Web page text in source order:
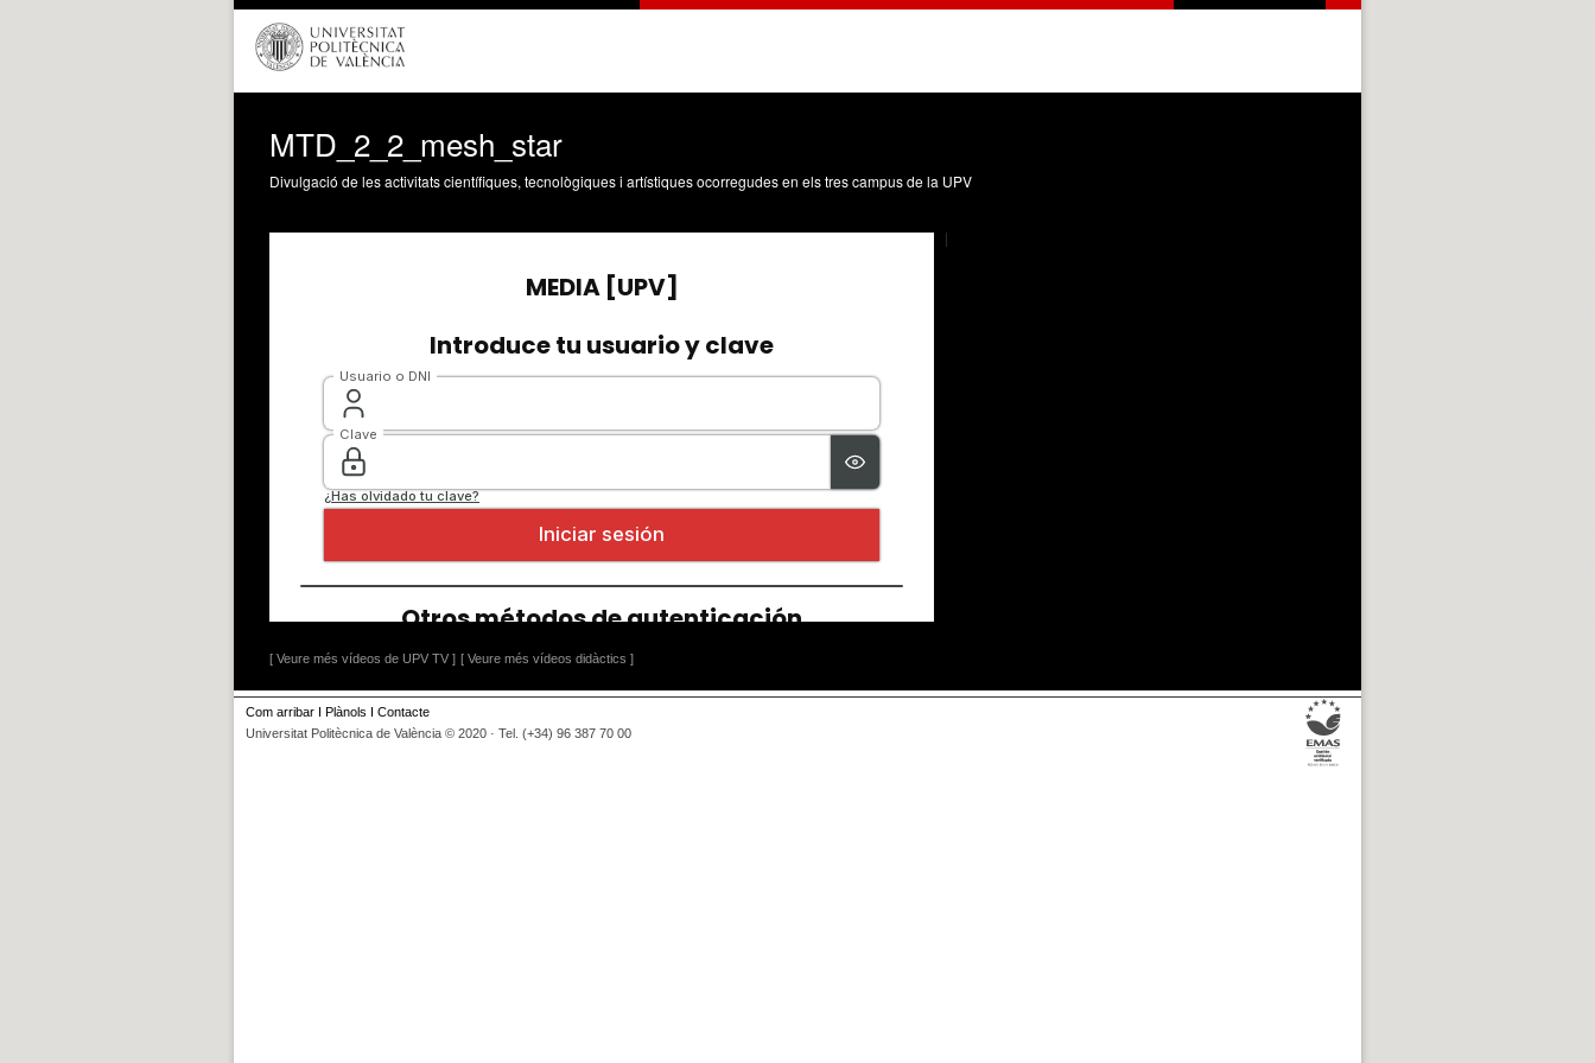
MTD_2_2_mesh_star
Divulgació de les activitats científiques, tecnològiques i artístiques ocorregudes en els tres campus de la UPV
[ Veure més vídeos de UPV TV ] [ Veure més vídeos didàctics ]
Com arribar I Plànols I Contacte
Universitat Politècnica de València © 2020 · Tel. (+34) 96 387 70 00